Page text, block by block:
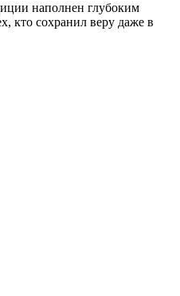
наполнен глубоким
кто сохранил веру даже в